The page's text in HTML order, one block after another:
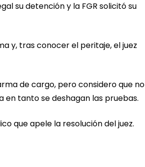
su detención y la FGR solicitó su
y, tras conocer el peritaje, el juez
de cargo, pero considero que no
tanto se deshagan las pruebas.
que apele la resolución del juez.